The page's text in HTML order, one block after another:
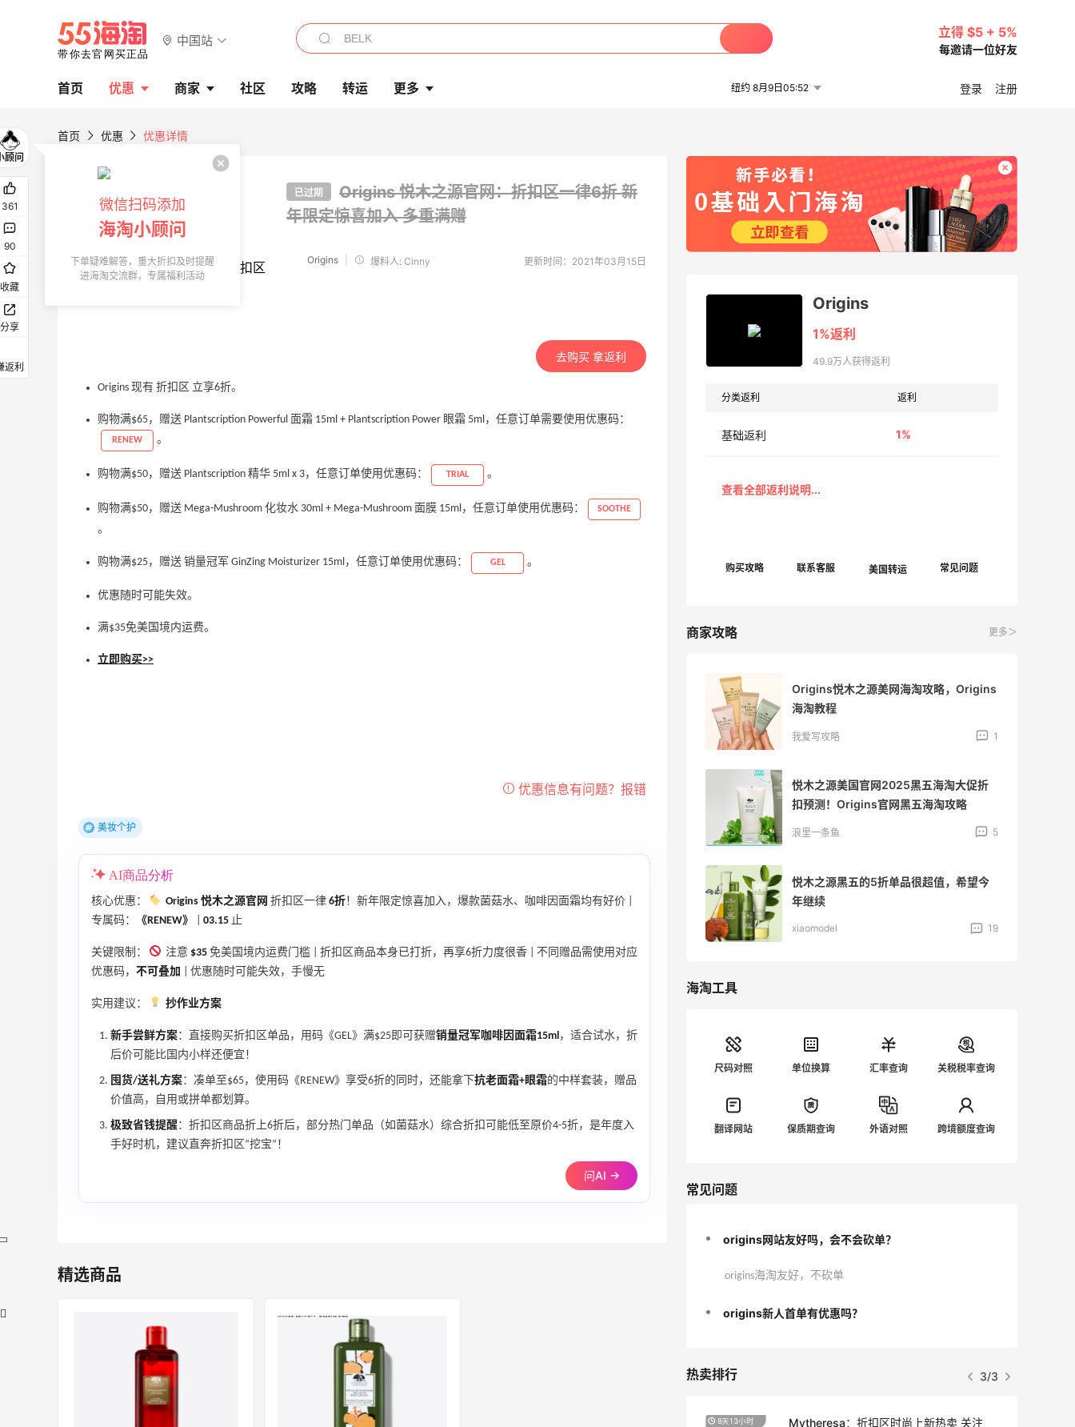
中国站
立得 $5 + 5%
每邀请一位好友
首页 优惠 商家 社区 攻略 转运 更多 纽约 8月9日05:52 登录 注册
首页 优惠 优惠详情
已过期
Origins 悦木之源官网：折扣区一律6折 新
年限定惊喜加入多重满赠
Origins 爆料人: Cinny 更新时间：2021年03月15日
去购买 拿返利
Origins 现有 折扣区 立享6折。
购物满$65，赠送 Plantscription Powerful 面霜 15ml + Plantscription Power 眼霜 5ml，任意订单需要使用优惠码：
RENEW 。
购物满$50，赠送 Plantscription 精华 5ml x 3，任意订单使用优惠码： TRIAL 。
购物满$50，赠送 Mega-Mushroom 化妆水 30ml + Mega-Mushroom 面膜 15ml，任意订单使用优惠码： SOOTHE
。
购物满$25，赠送 销量冠军 GinZing Moisturizer 15ml，任意订单使用优惠码： GEL 。
优惠随时可能失效。
满$35免美国境内运费。
立即购买>>
美妆个护
AI商品分析
核心优惠： Origins 悦木之源官网 折扣区一律 6折！新年限定惊喜加入，爆款菌菇水、咖啡因面霜均有好价 |
专属码：
《RENEW》 03.15 止
关键限制： 注意 $35 免美国境内运费门槛 | 折扣区商品本身已打折，再享6折力度很香 | 不同赠品需使用对应
优惠码， 不可叠加 | 优惠随时可能失效，手慢无
实用建议： 抄作业方案
新手尝鲜方案：直接购买折扣区单品，用码《GEL》满$25即可获赠销量冠军咖啡因面霜15ml ，适合试水，折
后价可能比国内小样还便宜！
囤货/送礼方案：凑单至$65，使用码《RENEW》享受6折的同时，还能拿下抗老面霜+眼霜的中样套装，赠品
价值高，自用或拼单都划算。
极致省钱提醒：折扣区商品折上6折后，部分热门单品（如菌菇水）综合折扣可能低至原价4-5折，是年度入
手好时机，建议直奔折扣区“挖宝”！
问AI →
精选商品
Origins
1%返利
49.9万人获得返利
分类返利 返利
基础返利 1%
美国转运
商家攻略 更多＞
悦木之源美国官网2025黑五海淘大促折
年继续
Origins悦木之源美网海淘攻略，Origins
海淘教程
我爱写攻略 1
悦木之源美国官网2025黑五海淘大促折
扣预测！Origins官网黑五海淘攻略
浪里一条鱼 5
悦木之源黑五的5折单品很超值，希望今
年继续
xiaomodel 19
海淘工具
尺码对照 单位换算 汇率查询 关税税率查询
翻译网站 保质期查询 外语对照 跨境额度查询
常见问题
origins网站友好吗，会不会砍单？
origins海淘友好，不砍单
origins新人首单有优惠吗？
热卖排行 3/3
8天13小时
Mytheresa：折扣区时尚上新热卖 关注
361
90
收藏
分享
返利
微信扫码添加
海淘小顾问
下单疑难解答，重大折扣及时提醒
进海淘交流群，专属福利活动